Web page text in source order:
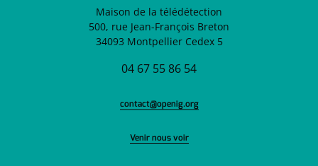
Maison de la télédétection
500, rue Jean-François Breton
34093 Montpellier Cedex 5
04 67 55 86 54
contact@openig.org
Venir nous voir